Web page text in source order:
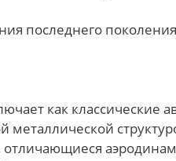
последнего поколения
как классические